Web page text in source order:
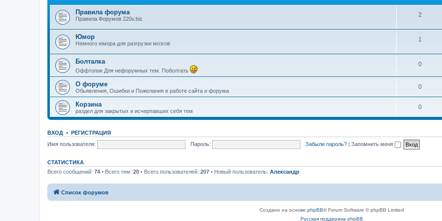
ы
Правила форума
Правила Форумов 220v.biz
2Т
м
ы
Юмор
Немного юмора для разгрузки мозгов
1
м
ы
Болталка
Оффтопик Для нефорумных тем. Поболтать
0Т
е
м
О форуме
Обьявления, Ошибки и Пожелания в работе сайта и форума
0Т
е
Корзина
раздел для закрытых и исчерпавших себя тем
0Т
е
ВХОД • РЕГИСТРАЦИЯ
Имя пользователя:
Пароль: Забыли пароль? | Запомнить меня
СТАТИСТИКА
Всего сообщений: 74 • Всего тем: 20 • Всего пользователей: 207 • Новый пользователь: Александр
Список форумов
Создано на основе phpBB® Forum Software © phpBB Limited
Русская поддержка phpBB